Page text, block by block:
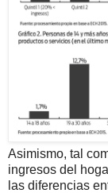
Asimismo, tal
ingresos del
las diferencias